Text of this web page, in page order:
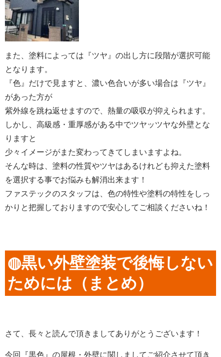
また、塗料によっては『ツヤ』の出し方に段階が選択可能
となります。
『色』だけで見ますと、濃い色合いが多い場合は『ツヤ』
があった方が
紫外線を跳ね返せますので、熱量の吸収が抑えられます。
しかし、高級感・重厚感がある中でツヤッツヤな外壁とな
りますと
少々イメージがまた変わってきてしまいますよね。
そんな時は、塗料の性質やツヤはあるけれども抑えた塗料
を選択する事でお悩みも解消出来ます！
ファステックのスタッフは、色の特性や塗料の特性をしっ
かりと把握しておりますので安心してご相談くださいね！
◍黒い外壁塗装で後悔しない
ためには（まとめ）
さて、長々と読んで頂きましてありがとうございます！
今回『黒色』の屋根・外壁に関しましてご紹介させて頂き